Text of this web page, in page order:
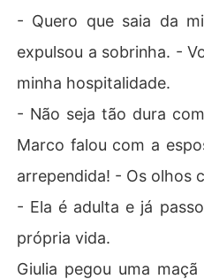
- Quero que saia da
expulsou a sobrinha. -
minha hospitalidade.
- Não seja tão dura
Marco falou com a
arrependida! - Os olhos
- Ela é adulta e já
própria vida.
Giulia pegou uma